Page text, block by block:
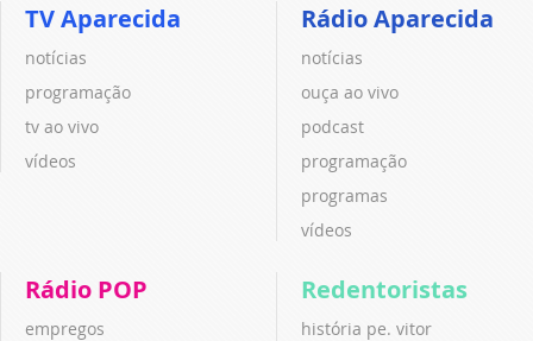
TV Aparecida
notícias
programação
tv ao vivo
vídeos
Rádio Aparecida
notícias
ouça ao vivo
podcast
programação
programas
vídeos
Rádio POP
empregos
Redentoristas
história pe. vitor